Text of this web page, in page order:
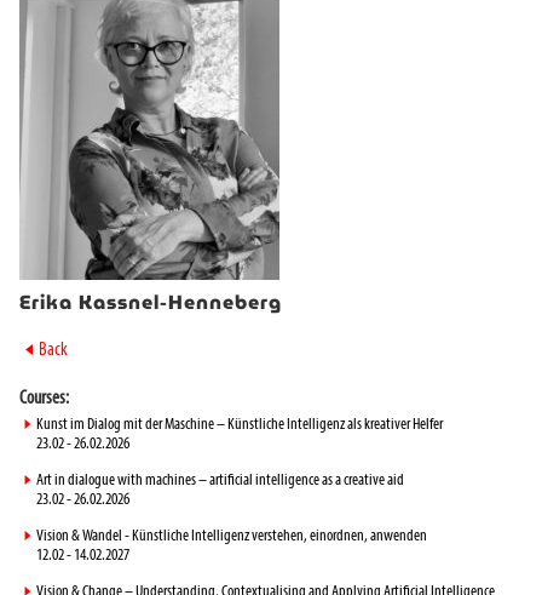
Erika Kassnel-Henneberg
► Back
Courses:
► Kunst im Dialog mit der Maschine – Künstliche Intelligenz als kreativer Helfer
23.02 - 26.02.2026
► Art in dialogue with machines – artificial intelligence as a creative aid
23.02 - 26.02.2026
► Vision & Wandel - Künstliche Intelligenz verstehen, einordnen, anwenden
12.02 - 14.02.2027